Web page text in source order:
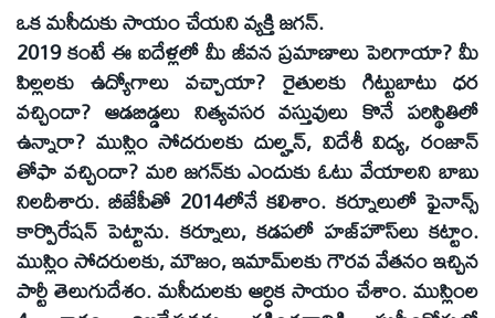
ఒక మసీదుకు సాయం చేయని వ్యక్తి జగన్‌.
2019 కంటే ఈ ఐదేళ్లలో మీ జీవన ప్రమాణాలు పెరిగాయా? మీ
పిల్లలకు ఉద్యోగాలు వచ్చాయా? రైతులకు గిట్టుబాటు ధర
వచ్చిందా? ఆడబిడ్డలు నిత్యవసర వస్తువులు కొనే పరిస్థితిలో
ఉన్నారా? ముస్లిం సోదరులకు దుల్హన్‌, విదేశీ విద్య, రంజాన్‌
తోఫా వచ్చిందా? మరి జగన్‌కు ఎందుకు ఓటు వేయాలని బాబు
నిలదీశారు. బీజేపీతో 2014లోనే కలిశాం. కర్నూలులో ఫైనాన్స్‌
కార్పొరేషన్‌ పెట్టాను. కర్నూలు, కడపలో హజ్‌హౌస్‌లు కట్టాం.
ముస్లిం సోదరులకు, మౌజం, ఇమామ్‌లకు గౌరవ వేతనం ఇచ్చిన
పార్టీ తెలుగుదేశం. మసీదులకు ఆర్ధిక సాయం చేశాం. ముస్లింల